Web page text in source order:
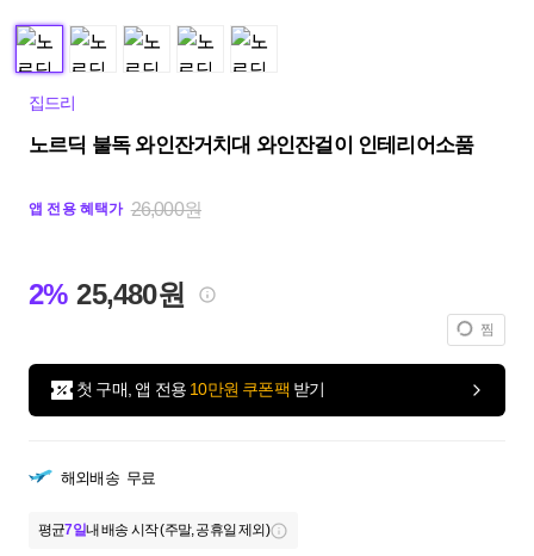
집드리
노르딕 불독 와인잔거치대 와인잔걸이 인테리어소품
앱 전용 혜택가 26,000원
2% 25,480원
찜
첫 구매, 앱 전용 10만원 쿠폰팩 받기
해외배송 무료
평균7일내 배송 시작 (주말, 공휴일 제외)